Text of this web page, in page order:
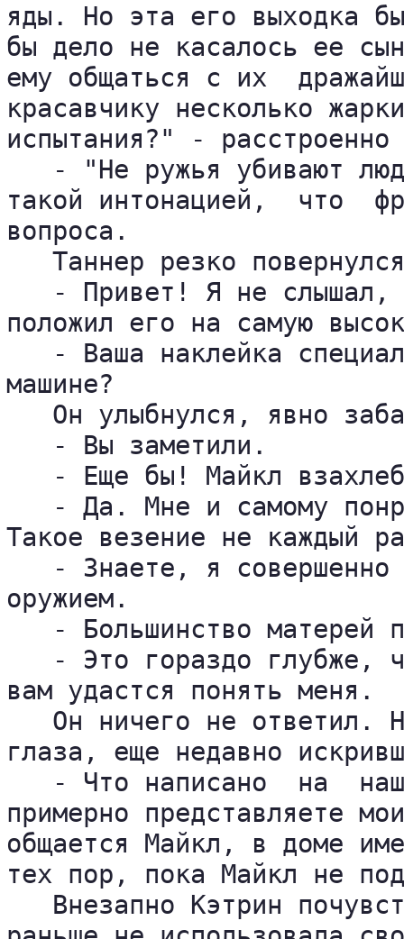
яды. Но эта его выходка
бы дело не касалось ее
ему общаться с их
красавчику несколько
испытания?" -
- "Не ружья убивают
такой интонацией,  что
вопроса.
Таннер резко
- Привет! Я не
положил его на самую
- Ваша наклейка
машине?
Он улыбнулся, явно
   - Вы заметили.
- Еще бы! Майкл
- Да. Мне и самому
Такое везение не каждый
- Знаете, я
оружием.
- Большинство матерей
- Это гораздо глубже,
вам удастся понять меня.
Он ничего не ответил.
глаза, еще недавно
- Что написано  на
примерно представляете
общается Майкл, в доме
тех пор, пока Майкл не
Внезапно Кэтрин